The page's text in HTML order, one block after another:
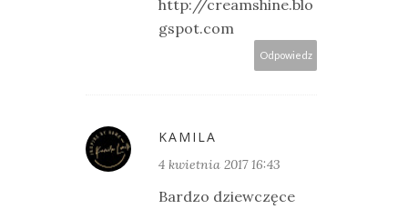
http://creamshine.blo
gspot.com
Odpowiedz
KAMILA
4 kwietnia 2017 16:43
Bardzo dziewczęce